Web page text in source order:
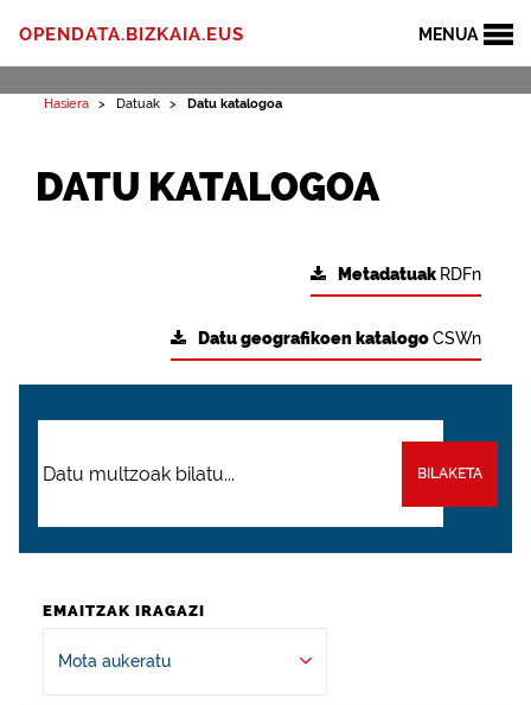
MENUA
OPENDATA.BIZKAIA.EUS
Hasiera Datuak Datu katalogoa
DATU KATALOGOA
Metadatuak RDFn
Datu geografikoen katalogoCSWn
BILAKETA
EMAITZAK IRAGAZI
Mota aukeratu